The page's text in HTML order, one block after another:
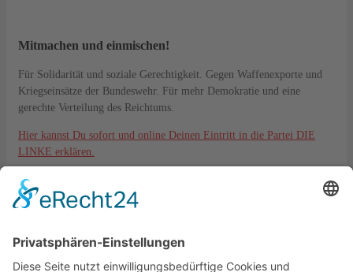
Mitmachen und einmischen!
Für Solidarität und soziale Gerechtigkeit. Gegen Waffenexporte und
Kriegseinsätze der Bundeswehr. Für mehr Demokratie und eine
gerechte Verteilung des Reichtums.
Hier kannst Du sofort und online Deinen Eintritt in die Partei DIE
LINKE erklären.
Kontakt
Langgasse 6
35576 Wetzlar